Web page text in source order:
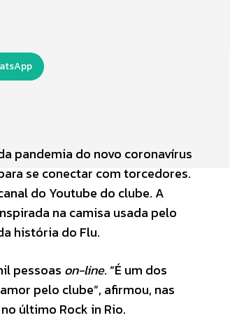
pandemia do novo coronavírus
se conectar com torcedores.
do Youtube do clube. A
na camisa usada pelo
história do Flu.
pessoas on-line. “É um dos
pelo clube”, afirmou, nas
último Rock in Rio.